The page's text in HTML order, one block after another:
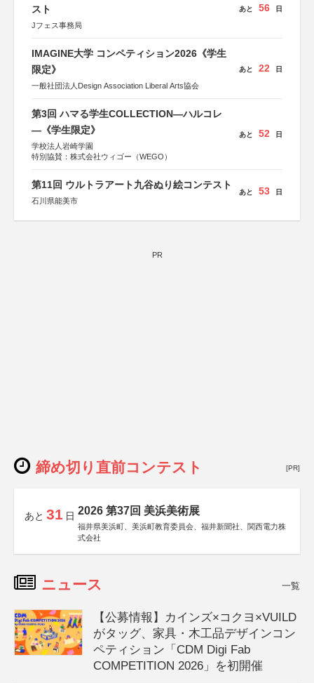
スト
Jフェス事務局
あと 56 日
IMAGINE大学 コンペティション2026《学生
限定》
一般社団法人Design Association Liberal Arts協会
あと 22 日
第3回 ハマる学生COLLECTION―ハルコレ
―《学生限定》
学校法人岩崎学園
特別協賛：株式会社ウィゴー（WEGO）
あと 52 日
第11回 ウルトラアート九谷ぬり絵コンテスト
石川県能美市
あと 53 日
PR
締め切り直前コンテスト [PR]
あと 31 日 2026 第37回 美浜美術展
福井県美浜町、美浜町教育委員会、福井新聞社、関西電力株
式会社
ニュース 一覧
【公募情報】カインズ×コクヨ×VUILD
がタッグ、家具・木工品デザインコン
ペティション「CDM Digi Fab
COMPETITION 2026」を初開催